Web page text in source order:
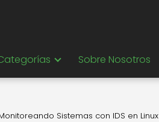
Sobre Nosotros
Sistemas con IDS en Linux